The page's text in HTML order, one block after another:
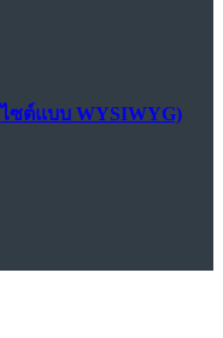
ซต์แบบ WYSIWYG)